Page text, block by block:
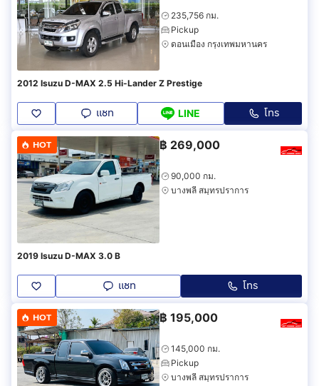
235,756 กม.
Pickup
ดอนเมือง กรุงเทพมหานคร
2012 Isuzu D-MAX 2.5 Hi-Lander Z Prestige
แชท LINE โทร
HOT ฿ 269,000
90,000 กม.
บางพลี สมุทรปราการ
2019 Isuzu D-MAX 3.0 B
แชท โทร
HOT ฿ 195,000
145,000 กม.
Pickup
บางพลี สมุทรปราการ